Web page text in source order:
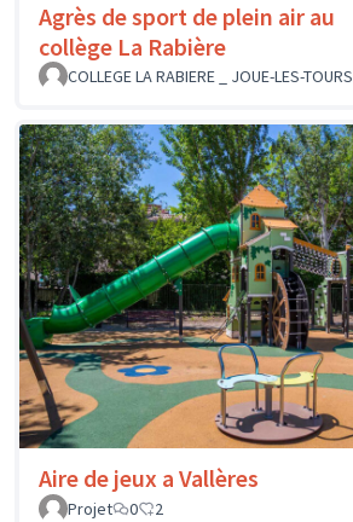
Agrès de sport de plein air au
collège La Rabière
COLLEGE LA RABIERE _ JOUE-LES-TOURS
Aire de jeux a Vallères
Projet
0 2